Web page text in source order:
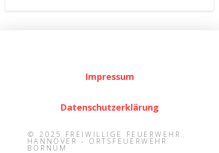
Impressum
Datenschutzerklärung
© 2025 FREIWILLIGE FEUERWEHR
HANNOVER - ORTSFEUERWEHR
BORNUM